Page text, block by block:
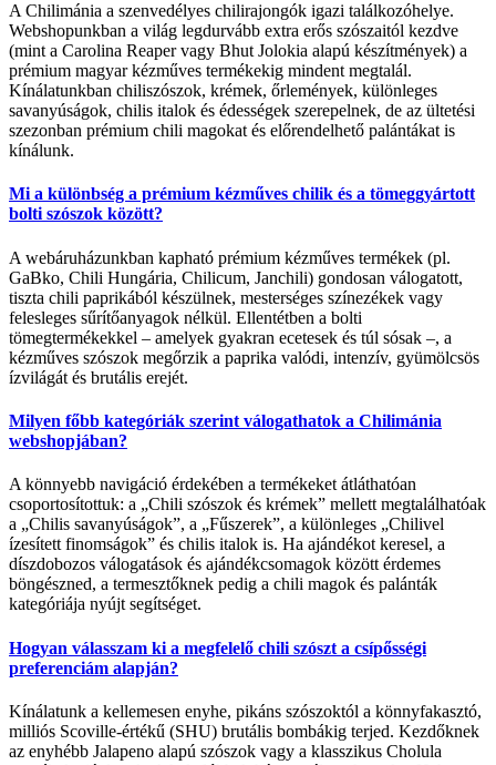
A Chilimánia a szenvedélyes chilirajongók igazi találkozóhelye.
Webshopunkban a világ legdurvább extra erős szószaitól kezdve
(mint a Carolina Reaper vagy Bhut Jolokia alapú készítmények) a
prémium magyar kézműves termékekig mindent megtalál.
Kínálatunkban chiliszószok, krémek, őrlemények, különleges
savanyúságok, chilis italok és édességek szerepelnek, de az ültetési
szezonban prémium chili magokat és előrendelhető palántákat is
kínálunk.
Mi a különbség a prémium kézműves chilik és a tömeggyártott
bolti szószok között?
A webáruházunkban kapható prémium kézműves termékek (pl.
GaBko, Chili Hungária, Chilicum, Janchili) gondosan válogatott,
tiszta chili paprikából készülnek, mesterséges színezékek vagy
felesleges sűrítőanyagok nélkül. Ellentétben a bolti
tömegtermékekkel – amelyek gyakran ecetesek és túl sósak –, a
kézműves szószok megőrzik a paprika valódi, intenzív, gyümölcsös
ízvilágát és brutális erejét.
Milyen főbb kategóriák szerint válogathatok a Chilimánia
webshopjában?
A könnyebb navigáció érdekében a termékeket átláthatóan
csoportosítottuk: a „Chili szószok és krémek” mellett megtalálhatóak
a „Chilis savanyúságok”, a „Fűszerek”, a különleges „Chilivel
ízesített finomságok” és chilis italok is. Ha ajándékot keresel, a
díszdobozos válogatások és ajándékcsomagok között érdemes
böngészned, a termesztőknek pedig a chili magok és palánták
kategóriája nyújt segítséget.
Hogyan válasszam ki a megfelelő chili szószt a csípősségi
preferenciám alapján?
Kínálatunk a kellemesen enyhe, pikáns szószoktól a könnyfakasztó,
milliós Scoville-értékű (SHU) brutális bombákig terjed. Kezdőknek
az enyhébb Jalapeno alapú szószok vagy a klasszikus Cholula